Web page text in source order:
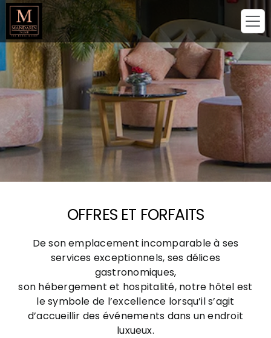
OFFRES ET FORFAITS
De son emplacement incomparable à ses
services exceptionnels, ses délices
gastronomiques,
son hébergement et hospitalité, notre hôtel est
le symbole de l’excellence lorsqu’il s’agit
d’accueillir des événements dans un endroit
luxueux.